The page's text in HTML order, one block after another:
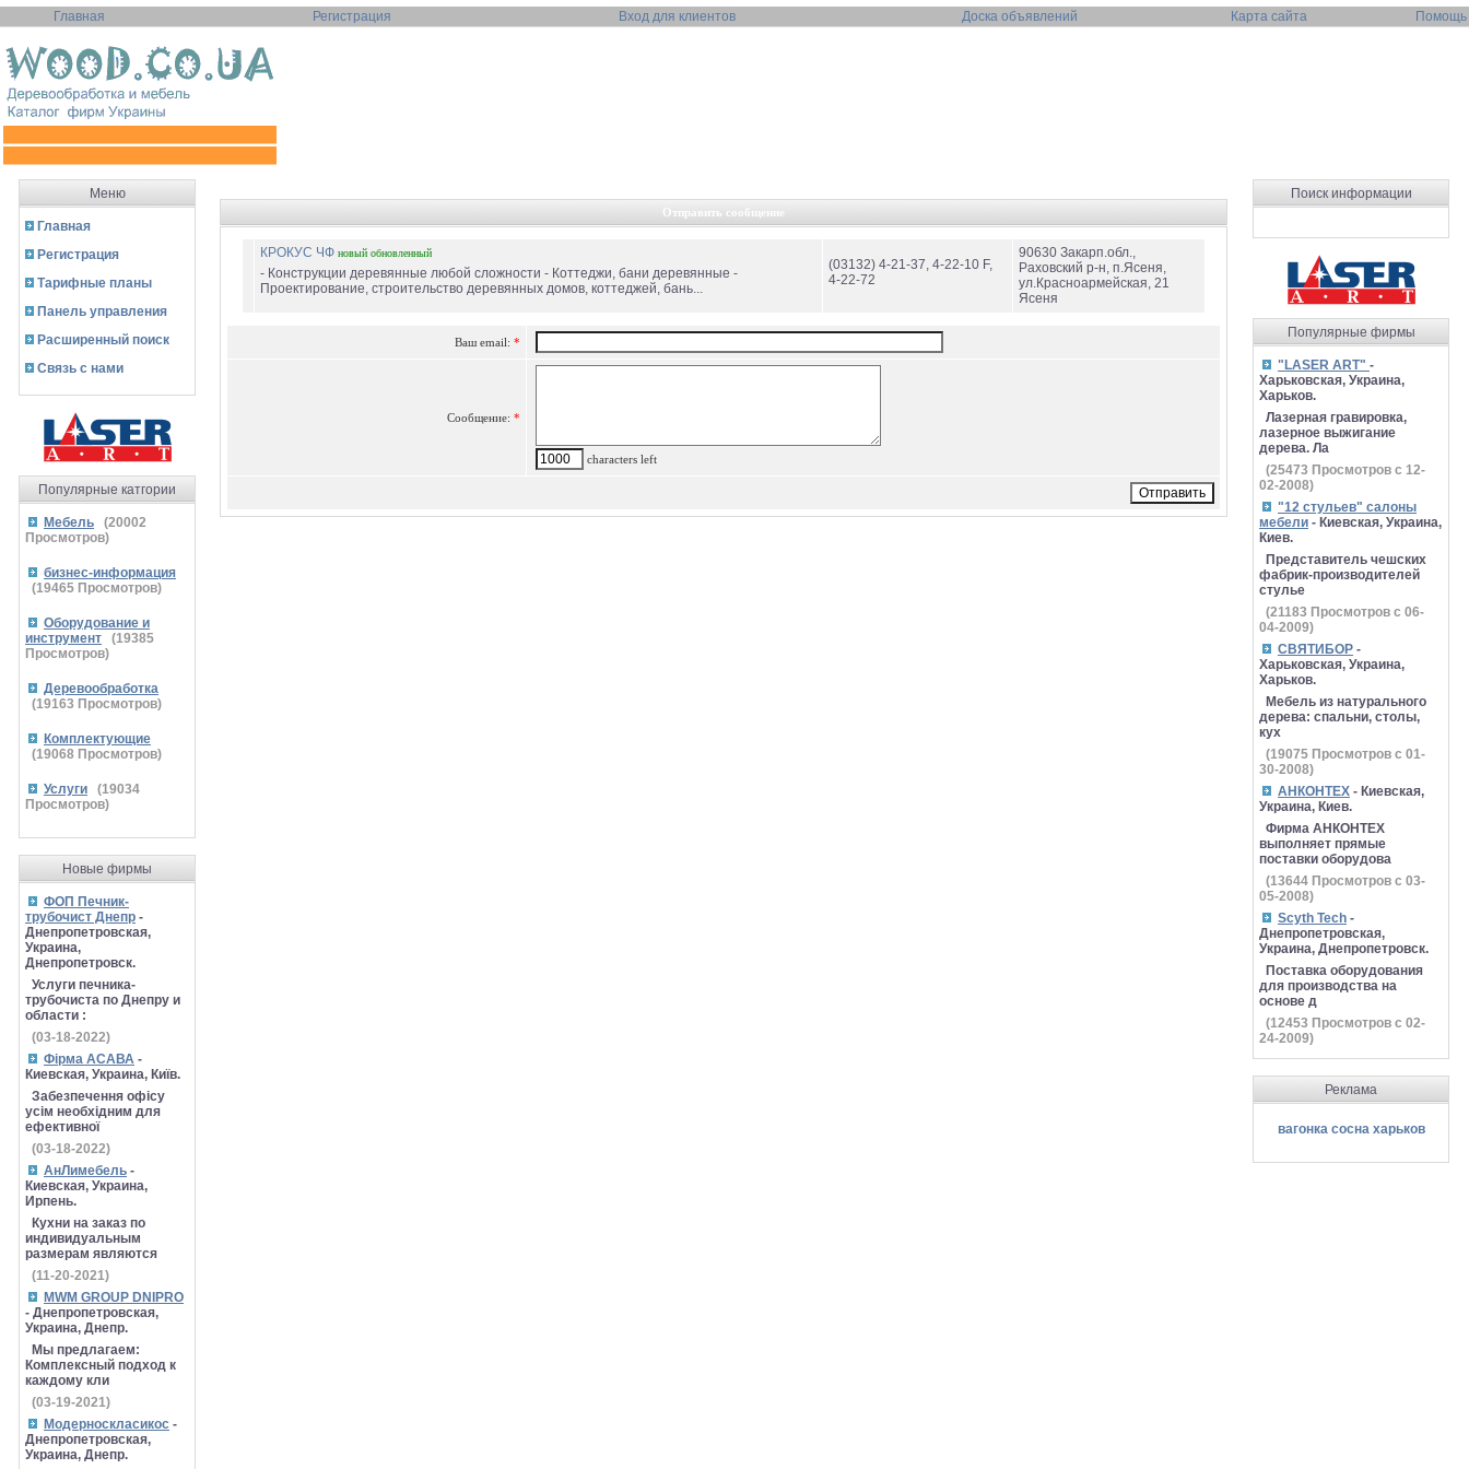
Главная Регистрация Вход для клиентов Доска объявлений Карта сайта Помощь
Меню
Главная
Регистрация
Тарифные планы
Панель управления
Расширенный поиск
Связь с нами
Популярные катгории
Мебель (20002
Просмотров)
бизнес-информация
(19465 Просмотров)
Оборудование и
инструмент
(19385
Просмотров)
Деревообработка
(19163 Просмотров)
Комплектующие
(19068 Просмотров)
Услуги (19034
Просмотров)
Новые фирмы
ФОП Печник-
трубочист Днепр -
Днепропетровская,
Украина,
Днепропетровск.
Услуги печника-
трубочиста по Днепру и
области :
(03-18-2022)
Фірма АСАВА -
Киевская, Украина, Київ.
Забезпечення офісу
усім необхідним для
ефективної
(03-18-2022)
АнЛимебель -
Киевская, Украина,
Ирпень.
Кухни на заказ по
индивидуальным
размерам являются
(11-20-2021)
MWM GROUP DNIPRO
- Днепропетровская,
Украина, Днепр.
Мы предлагаем:
Комплексный подход к
каждому кли
(03-19-2021)
Модерноскласикос -
Днепропетровская,
Украина, Днепр.
Отправить сообщение
КРОКУС ЧФ новый обновленный
- Конструкции деревянные любой сложности - Коттеджи, бани деревянные -
Проектирование, строительство деревянных домов, коттеджей, бань...
(03132) 4-21-37, 4-22-10 F,
4-22-72
90630 Закарп.обл.,
Раховский р-н, п.Ясеня,
ул.Красноармейская, 21
Ясеня
Ваш email: *
Сообщение: *
characters left
Поиск информации
Популярные фирмы
"LASER ART" -
Харьковская, Украина,
Харьков.
Лазерная гравировка,
лазерное выжигание
дерева. Ла
(25473 Просмотров с 12-
02-2008)
"12 стульев" салоны
мебели - Киевская, Украина,
Киев.
Представитель чешских
фабрик-производителей
стулье
(21183 Просмотров с 06-
04-2009)
СВЯТИБОР -
Харьковская, Украина,
Харьков.
Мебель из натурального
дерева: спальни, столы,
кух
(19075 Просмотров с 01-
30-2008)
АНКОНТЕХ - Киевская,
Украина, Киев.
Фирма АНКОНТЕХ
выполняет прямые
поставки оборудова
(13644 Просмотров с 03-
05-2008)
Scyth Tech -
Днепропетровская,
Украина, Днепропетровск.
Поставка оборудования
для производства на
основе д
(12453 Просмотров с 02-
24-2009)
Реклама
вагонка сосна харьков